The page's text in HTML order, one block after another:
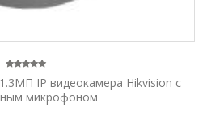
IP видеокамера Hikvision с
микрофоном